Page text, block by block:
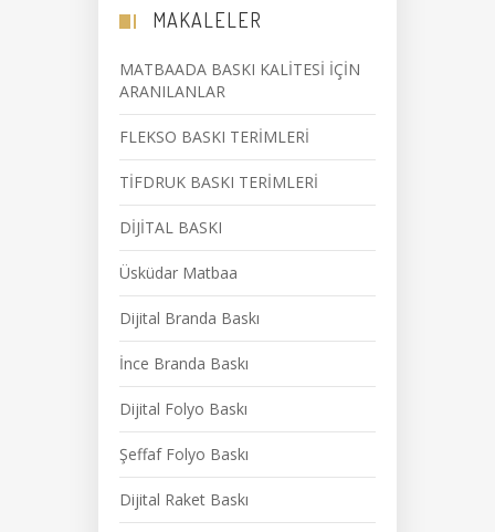
MAKALELER
MATBAADA BASKI KALİTESİ İÇİN
ARANILANLAR
FLEKSO BASKI TERİMLERİ
TİFDRUK BASKI TERİMLERİ
DİJİTAL BASKI
Üsküdar Matbaa
Dijital Branda Baskı
İnce Branda Baskı
Dijital Folyo Baskı
Şeffaf Folyo Baskı
Dijital Raket Baskı